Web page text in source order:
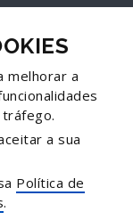
melhorar a
a sua
Política de
.